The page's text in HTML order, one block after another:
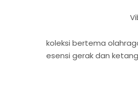
koleksi bertema
esensi gerak dan